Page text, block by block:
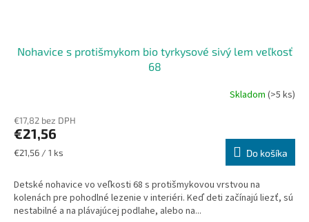
Nohavice s protišmykom bio tyrkysové sivý lem veľkosť
68
Skladom (>5 ks)
€17,82 bez DPH
€21,56
Jednotková
€21,56 / 1 ks Do košíka
Detské nohavice vo veľkosti 68 s protišmykovou vrstvou na
kolenách pre pohodlné lezenie v interiéri. Keď deti začínajú liezť, sú
nestabilné a na plávajúcej podlahe, alebo na...